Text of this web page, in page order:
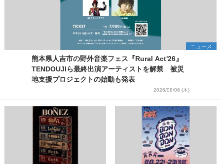
ニュース
熊本県人吉市の野外音楽フェス『Rural Act'26』
TENDOUJIら最終出演アーティストを解禁 被災
地支援プロジェクトの始動も発表
2026/08/06 (木)